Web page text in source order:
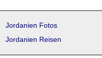
Jordanien Fotos
Jordanien Reisen